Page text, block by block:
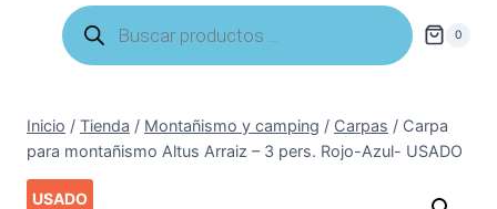
Búsqueda
de
productos
0
Inicio / Tienda / Montañismo y camping / Carpas / Carpa
para montañismo Altus Arraiz – 3 pers. Rojo-Azul- USADO
USADO